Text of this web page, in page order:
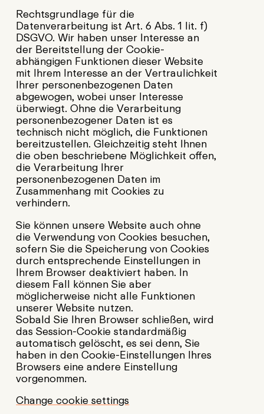
Rechtsgrundlage für die
Datenverarbeitung ist Art. 6 Abs. 1 lit. f)
DSGVO. Wir haben unser Interesse an
der Bereitstellung der Cookie-
abhängigen Funktionen dieser Website
mit Ihrem Interesse an der Vertraulichkeit
Ihrer personenbezogenen Daten
abgewogen, wobei unser Interesse
überwiegt. Ohne die Verarbeitung
personenbezogener Daten ist es
technisch nicht möglich, die Funktionen
bereitzustellen. Gleichzeitig steht Ihnen
die oben beschriebene Möglichkeit offen,
die Verarbeitung Ihrer
personenbezogenen Daten im
Zusammenhang mit Cookies zu
verhindern.
Sie können unsere Website auch ohne
die Verwendung von Cookies besuchen,
sofern Sie die Speicherung von Cookies
durch entsprechende Einstellungen in
Ihrem Browser deaktiviert haben. In
diesem Fall können Sie aber
möglicherweise nicht alle Funktionen
unserer Website nutzen.
Sobald Sie Ihren Browser schließen, wird
das Session-Cookie standardmäßig
automatisch gelöscht, es sei denn, Sie
haben in den Cookie-Einstellungen Ihres
Browsers eine andere Einstellung
vorgenommen.
Change cookie settings